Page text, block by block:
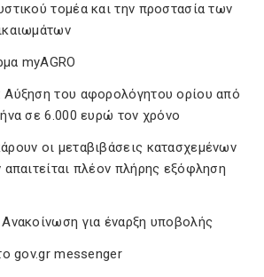
τομέα και την προστασία των
myAGRO
του αφορολόγητου ορίου από
σε 6.000 ευρώ τον χρόνο
οι μεταβιβάσεις κατασχεμένων
πλέον πλήρης εξόφληση
για έναρξη υποβολής
gov.gr messenger